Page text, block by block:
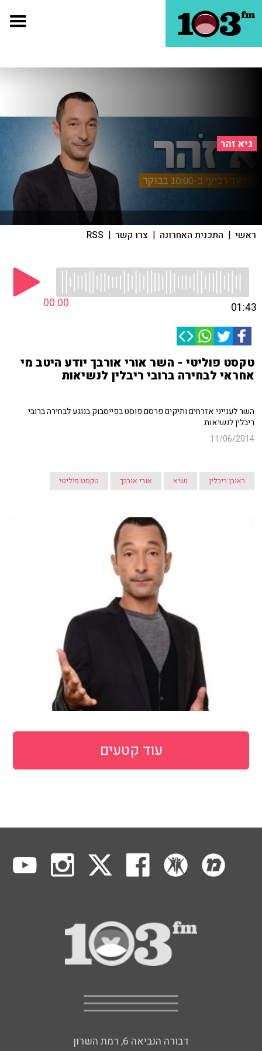
גיא זהר
ראשי | התכנית האחרונה | צרו קשר |
RSS
00:00 01:43
טקסט פוליטי - השר אורי אורבך יודע היטב מי
אחראי לבחירה ברובי ריבלין לנשיאות
השר לענייני אזרחים ותיקים פרסם פוסט בפייסבוק בנוגע לבחירה ברובי
ריבלין לנשיאות
11/06/2014
ראובן ריבלין נשיא אורי אורבך טקסט פוליטי
עוד קטעים
דבורה הנביאה 6, רמת השרון